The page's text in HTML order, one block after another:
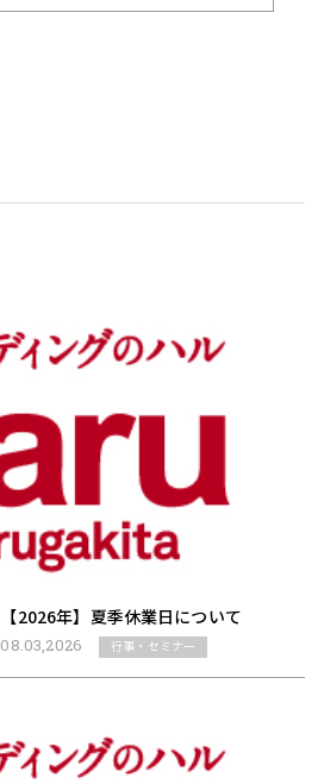
【2026年】夏季休業日について
08.03,2026 行事・セミナー